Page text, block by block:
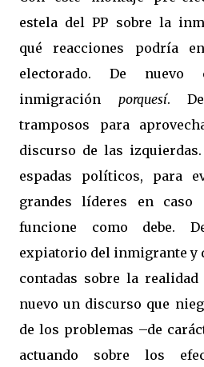
estela del PP sobre la
qué reacciones podría
electorado. De
inmigración porquesí. De
tramposos para
discurso de las
espadas políticos, para
grandes líderes en
funcione como debe.
expiatorio del inmigrante y
contadas sobre la
nuevo un discurso que
de los problemas –de
actuando sobre los